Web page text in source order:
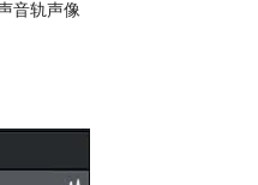
音轨声像